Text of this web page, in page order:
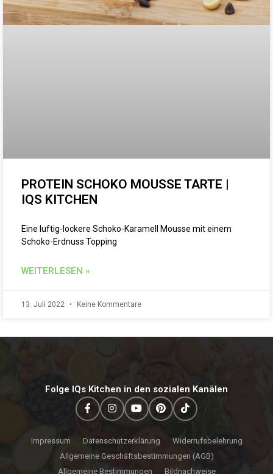
PROTEIN SCHOKO MOUSSE TARTE |
IQS KITCHEN
Eine luftig-lockere Schoko-Karamell Mousse mit einem
Schoko-Erdnuss Topping
WEITERLESEN »
13. Juli 2022 Keine Kommentare
Folge IQs Kitchen in den sozialen Kanälen
Impressum Datenschutzerklärung
Widerrufsbelehrung
Allgemeine Geschäftsbestimmungen (AGB)
Allgemeine Bestimmungen
Bildnachweise